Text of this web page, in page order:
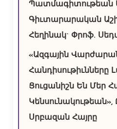
Պատմագիտութեան
Գիւտարարական
Հեղինակ` Փրոֆ.
«Ազգային
Հանդիսութիւնները
Ցուցանիշն Են Մեր
Սրբազան Հայրը